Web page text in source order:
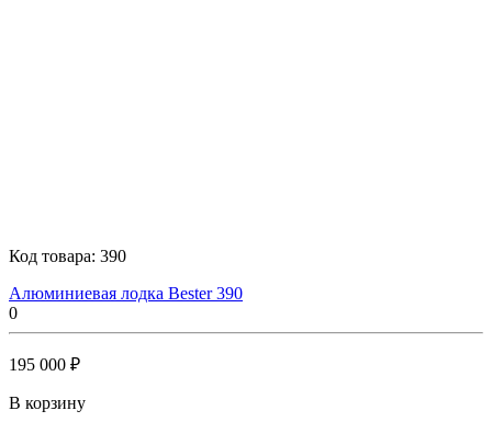
Код товара: 390
Алюминиевая лодка Bester 390
0
195 000 ₽
В корзину